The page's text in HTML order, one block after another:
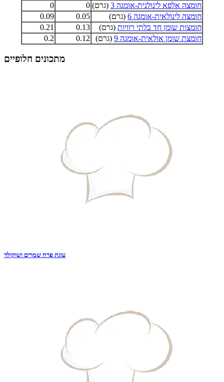
חומצה אלפא לינולנית-אומגה 3
(גרם) 0
0
חומצה לינולאית-אומגה 6
(גרם) 0.05
0.09
חומצות שומן חד בלתי רוויות (גרם) 0.13
0.21
חומצת שומן אולאית-אומגה 9
(גרם) 0.12
0.2
מתכונים חלופיים
עוגת פרח שמרים ושוקולד